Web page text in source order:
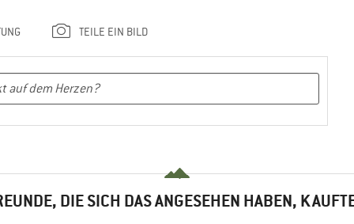
TEILE EIN BILD
DIE SICH DAS ANGESEHEN HABEN,